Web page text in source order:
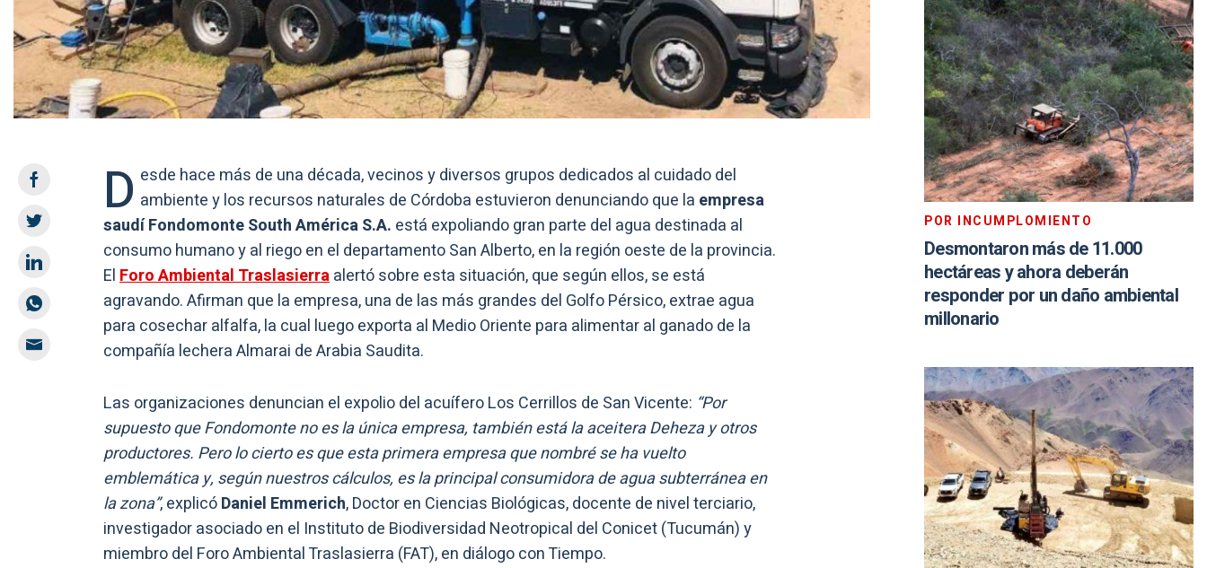
D esde hace más de una década, vecinos y diversos grupos dedicados al cuidado del
ambiente y los recursos naturales de Córdoba estuvieron denunciando que la empresa
saudí Fondomonte South América S.A. está expoliando gran parte del agua destinada al
consumo humano y al riego en el departamento San Alberto, en la región oeste de la provincia.
ElForo Ambiental Traslasierraalertó sobre esta situación, que según ellos, se está
agravando. Afirman que la empresa, una de las más grandes del Golfo Pérsico, extrae agua
para cosechar alfalfa, la cual luego exporta al Medio Oriente para alimentar al ganado de la
compañía lechera Almarai de Arabia Saudita.
Las organizaciones denuncian el expolio del acuífero Los Cerrillos de San Vicente: “Por
supuesto que Fondomonte no es la única empresa, también está la aceitera Deheza y otros
productores. Pero lo cierto es que esta primera empresa que nombré se ha vuelto
emblemática y, según nuestros cálculos, es la principal consumidora de agua subterránea en
la zona”, explicóDaniel Emmerich, Doctor en Ciencias Biológicas, docente de nivel terciario,
investigador asociado en el Instituto de Biodiversidad Neotropical del Conicet (Tucumán) y
miembro del Foro Ambiental Traslasierra (FAT), en diálogo con Tiempo.
POR INCUMPLOMIENTO
Desmontaron más de 11.000
hectáreas y ahora deberán
responder por un daño ambiental
millonario